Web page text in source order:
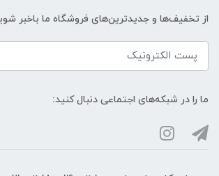
از تخفیف‌ها و جدیدترین‌های فروشگاه ما باخبر
ما را در شبکه‌های اجتماعی دنبال کنید: